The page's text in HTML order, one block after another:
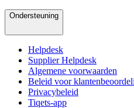
Ondersteuning
Helpdesk
Supplier Helpdesk
Algemene voorwaarden
Beleid voor
Privacybeleid
Tiqets-app